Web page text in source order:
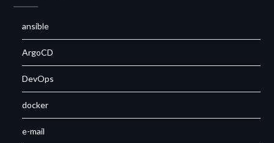
ansible
ArgoCD
DevOps
docker
e-mail